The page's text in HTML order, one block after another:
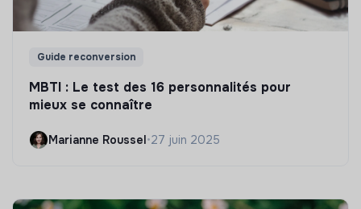
Guide reconversion
MBTI : Le test des 16 personnalités pour
mieux se connaître
Marianne Roussel•27 juin 2025